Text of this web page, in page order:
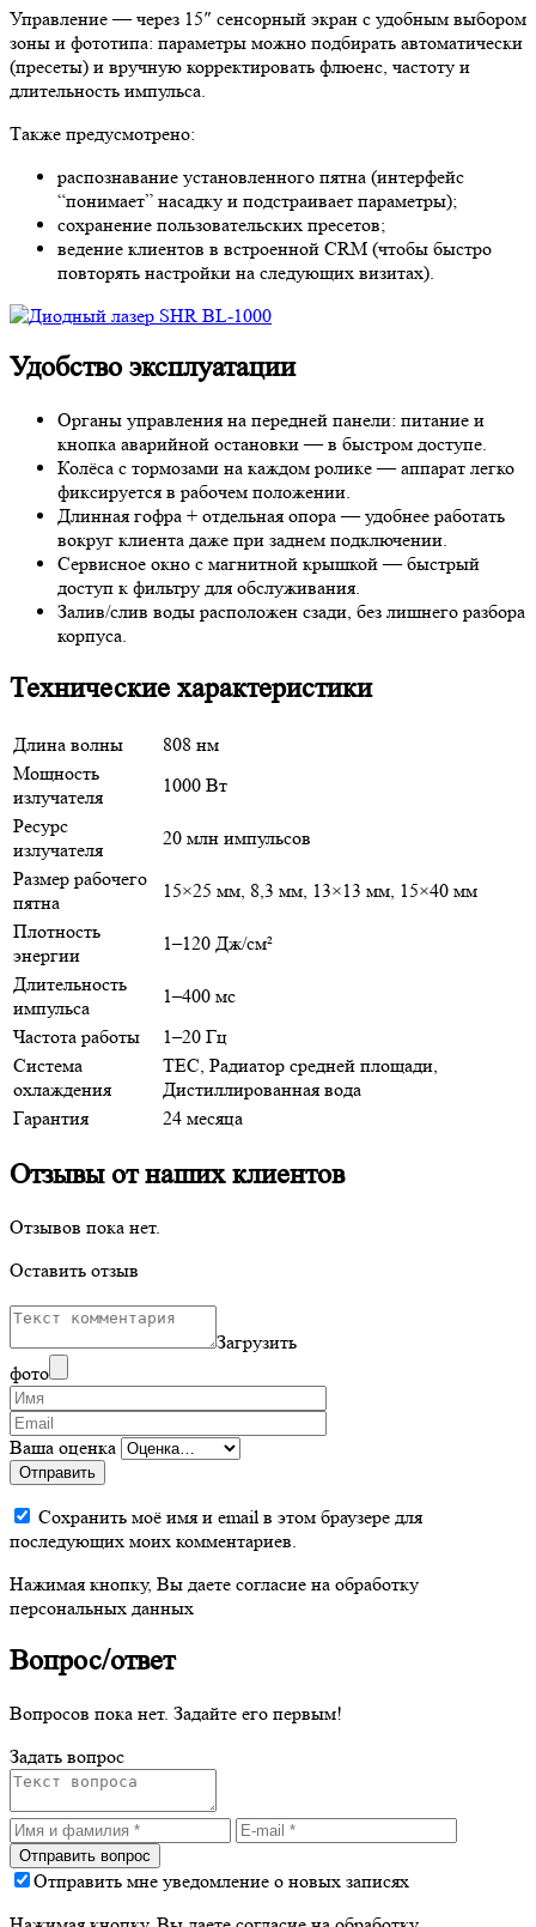
Управление — через 15″ сенсорный экран с удобным выбором
зоны и фототипа: параметры можно подбирать автоматически
(пресеты) и вручную корректировать флюенс, частоту и
длительность импульса.
Также предусмотрено:
распознавание установленного пятна (интерфейс
“понимает” насадку и подстраивает параметры);
сохранение пользовательских пресетов;
ведение клиентов в встроенной CRM (чтобы быстро
повторять настройки на следующих визитах).
Удобство эксплуатации
Органы управления на передней панели: питание и
кнопка аварийной остановки — в быстром доступе.
Колёса с тормозами на каждом ролике — аппарат легко
фиксируется в рабочем положении.
Длинная гофра + отдельная опора — удобнее работать
вокруг клиента даже при заднем подключении.
Сервисное окно с магнитной крышкой — быстрый
доступ к фильтру для обслуживания.
Залив/слив воды расположен сзади, без лишнего разбора
корпуса.
Технические характеристики
Длина волны
808 нм
Мощность
излучателя
1000 Вт
Ресурс
излучателя
20 млн импульсов
Размер рабочего
пятна
15×25 мм, 8,3 мм, 13×13 мм, 15×40 мм
Плотность
энергии
1–120 Дж/см²
Длительность
импульса
1–400 мс
Частота работы
1–20 Гц
Система
охлаждения
TEC, Радиатор средней площади,
Дистиллированная вода
Гарантия
24 месяца
Отзывы от наших клиентов
Отзывов пока нет.
Оставить отзыв
Загрузить
фото
Ваша оценка
Отправить
Сохранить моё имя и email в этом браузере для
последующих моих комментариев.
Нажимая кнопку, Вы даете согласие на обработку
персональных данных
Вопрос/ответ
Вопросов пока нет. Задайте его первым!
Задать вопрос
Отправить мне уведомление о новых записях